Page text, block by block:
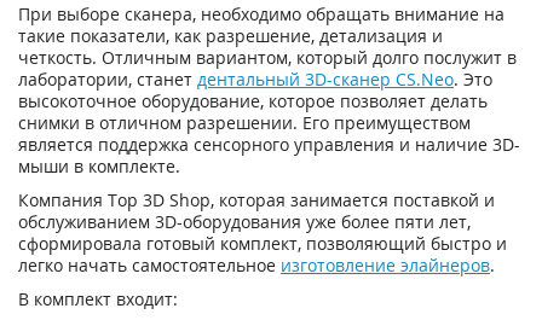
При выборе сканера, необходимо обращать внимание на
такие показатели, как разрешение, детализация и
четкость. Отличным вариантом, который долго послужит в
лаборатории, станет дентальный 3D-сканер CS.Neo. Это
высокоточное оборудование, которое позволяет делать
снимки в отличном разрешении. Его преимуществом
является поддержка сенсорного управления и наличие 3D-
мыши в комплекте.
Компания Top 3D Shop, которая занимается поставкой и
обслуживанием 3D-оборудования уже более пяти лет,
сформировала готовый комплект, позволяющий быстро и
легко начать самостоятельное изготовление элайнеров.
В комплект входит: